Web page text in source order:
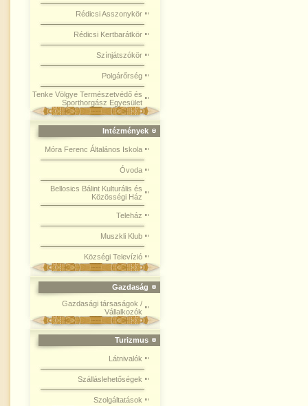
Rédicsi Asszonykör
Rédicsi Kertbarátkör
Színjátszókör
Polgárőrség
Tenke Völgye Természetvédő és
Sporthorgász Egyesület
Intézmények
Móra Ferenc Általános Iskola
Óvoda
Bellosics Bálint Kulturális és
Közösségi Ház
Teleház
Muszkli Klub
Községi Televízió
Gazdaság
Gazdasági társaságok /
Vállalkozók
Turizmus
Látnivalók
Szálláslehetőségek
Szolgáltatások